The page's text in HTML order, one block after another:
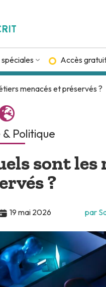
Accès
menacés et préservés ?
Politique
sont
?
19 mai 2026 par